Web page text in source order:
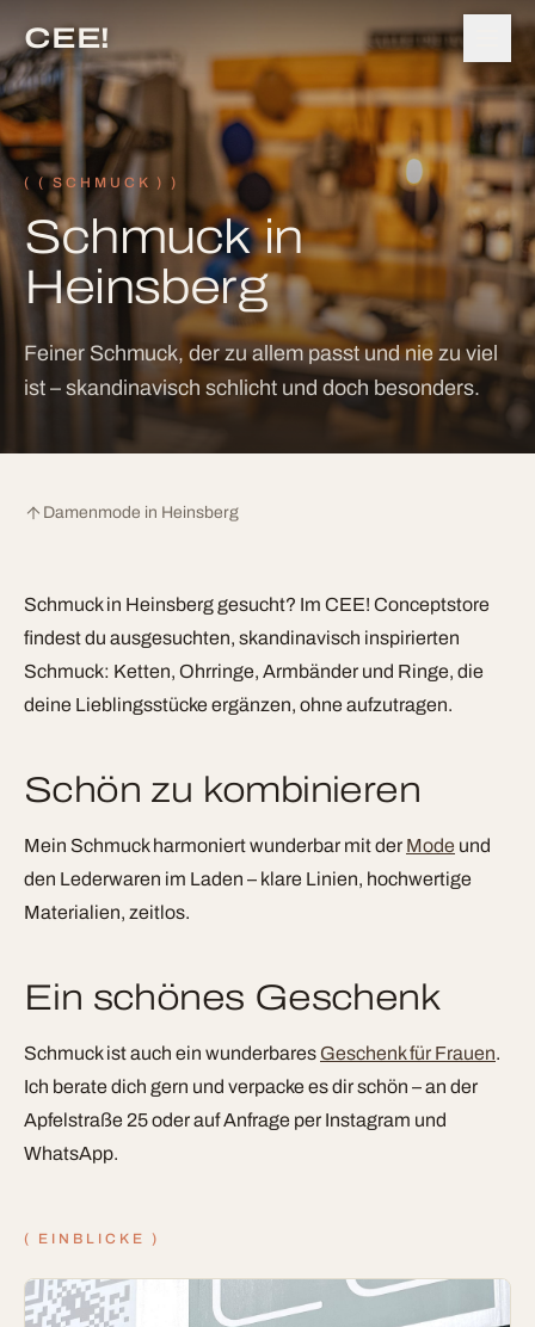
CEE!
( ( SCHMUCK ) )
Schmuck in
Heinsberg
Feiner Schmuck, der zu allem passt und nie zu viel
ist – skandinavisch schlicht und doch besonders.
Damenmode in Heinsberg
Schmuck in Heinsberg gesucht? Im CEE! Conceptstore
findest du ausgesuchten, skandinavisch inspirierten
Schmuck: Ketten, Ohrringe, Armbänder und Ringe, die
deine Lieblingsstücke ergänzen, ohne aufzutragen.
Schön zu kombinieren
Mein Schmuck harmoniert wunderbar mit der Mode und
den Lederwaren im Laden – klare Linien, hochwertige
Materialien, zeitlos.
Ein schönes Geschenk
Schmuck ist auch ein wunderbares Geschenk für Frauen.
Ich berate dich gern und verpacke es dir schön – an der
Apfelstraße 25 oder auf Anfrage per Instagram und
WhatsApp.
( EINBLICKE )